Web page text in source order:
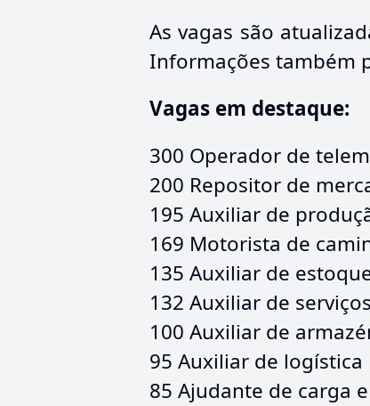
As vagas são
Informações também
Vagas em destaque:
300 Operador de
200 Repositor de
195 Auxiliar de
169 Motorista de
135 Auxiliar de
132 Auxiliar de
100 Auxiliar de
95 Auxiliar de logística
85 Ajudante de carga